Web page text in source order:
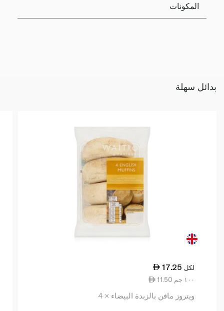
المكونات
بدائل سهلة
17.25 لكل
11.50 ١٠٠ جم
ويتروز مافن بالزبدة البيضاء × 4